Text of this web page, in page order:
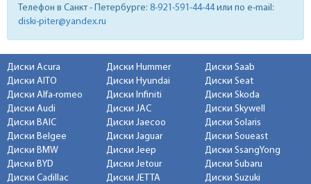
Телефон в Санкт - Петербурге: 8-921-591-44-44или по e-mail:
diski-piter@yandex.ru
Диски Acura
Диски AITO
Диски Alfa-romeo
Диски Audi
Диски BAIC
Диски Belgee
Диски BMW
Диски BYD
Диски Cadillac
Диски Hummer
Диски Hyundai
Диски Infiniti
Диски JAC
Диски Jaecoo
Диски Jaguar
Диски Jeep
Диски Jetour
Диски JETTA
Диски Saab
Диски Seat
Диски Skoda
Диски Skywell
Диски Solaris
Диски Soueast
Диски SsangYong
Диски Subaru
Диски Suzuki